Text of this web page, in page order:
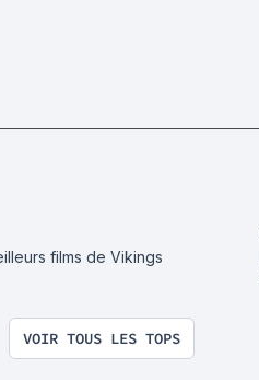
films de Vikings
VOIR TOUS LES TOPS